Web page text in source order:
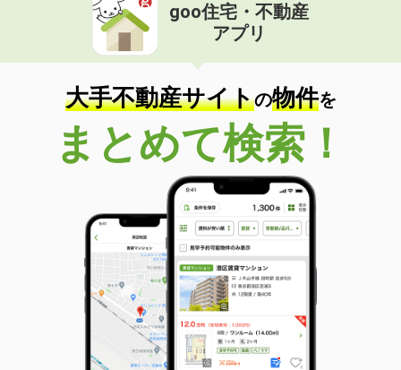
goo住宅・不動産
アプリ
大手不動産サイトの物件を
まとめて検索！